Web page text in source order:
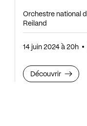
Orchestre national
Reiland
14 juin 2024 à 20h
Découvrir